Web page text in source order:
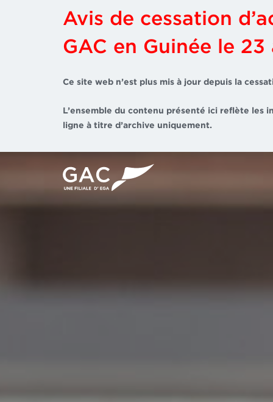
Avis de cessation
GAC en Guinée le
Ce site web n’est plus mis à jour depuis la
L’ensemble du contenu présenté ici reflète
ligne à titre d’archive uniquement.